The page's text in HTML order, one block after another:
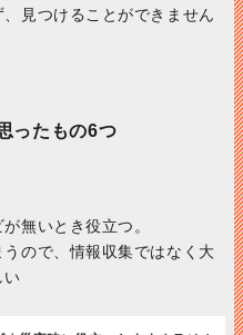
見つけることができません
ったもの6つ
無いとき役立つ。
ので、情報収集ではなく大
い